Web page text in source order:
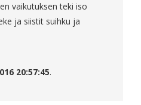
vaikutuksen teki iso
ja siistit suihku ja
20:57:45.